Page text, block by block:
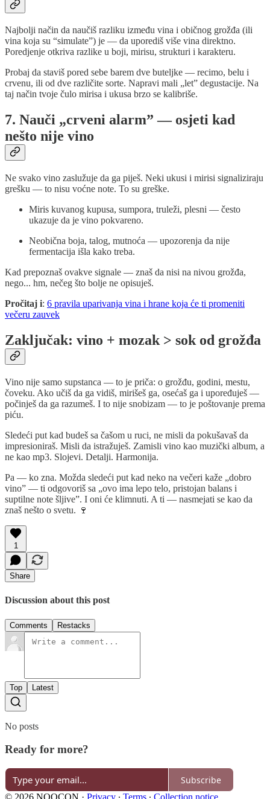
Najbolji način da naučiš razliku između vina i običnog grožđa (ili
vina koja su “simulate”) je — da uporediš više vina direktno.
Poredjenje otkriva razlike u boji, mirisu, strukturi i karakteru.
Probaj da staviš pored sebe barem dve buteljke — recimo, belu i
crvenu, ili od dve različite sorte. Napravi mali „let” degustacije. Na
taj način tvoje čulo mirisa i ukusa brzo se kalibriše.
7. Nauči „crveni alarm” — osjeti kad
nešto nije vino
Ne svako vino zaslužuje da ga piješ. Neki ukusi i mirisi signaliziraju
grešku — to nisu voćne note. To su greške.
Miris kuvanog kupusa, sumpora, truleži, plesni — često
ukazuje da je vino pokvareno.
Neobična boja, talog, mutnoća — upozorenja da nije
fermentacija išla kako treba.
Kad prepoznaš ovakve signale — znaš da nisi na nivou grožđa,
nego... hm, nečeg što bolje ne opisuješ.
Pročitaj i: 6 pravila uparivanja vina i hrane koja će ti promeniti
večeru zauvek
Zaključak: vino + mozak > sok od grožđa
Vino nije samo supstanca — to je priča: o grožđu, godini, mestu,
čoveku. Ako učiš da ga vidiš, mirišeš ga, osećaš ga i upoređuješ —
počinješ da ga razumeš. I to nije snobizam — to je poštovanje prema
piću.
Sledeći put kad budeš sa čašom u ruci, ne misli da pokušavaš da
impresioniraš. Misli da istražuješ. Zamisli vino kao muzički album, a
ne kao mp3. Slojevi. Detalji. Harmonija.
Pa — ko zna. Možda sledeći put kad neko na večeri kaže „dobro
vino” — ti odgovoriš sa „ovo ima lepo telo, pristojan balans i
suptilne note šljive”. I oni će klimnuti. A ti — nasmejati se kao da
znaš nešto o svetu. 🍷
1
Share
Discussion about this post
Comments Restacks
Top Latest
No posts
Ready for more?
Subscribe
© 2026 NOOCON · Privacy ∙ Terms ∙ Collection notice